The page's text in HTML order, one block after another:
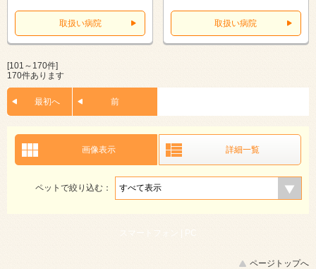
取扱い病院 取扱い病院
[101～170件]
170件あります
最初へ 前
画像表示 詳細一覧
ペットで絞り込む：
スマートフォン | PC
ページトップへ